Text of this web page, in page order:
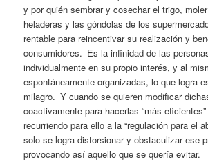
y por quién sembrar y cosechar el trigo,
heladeras y las góndolas de los
rentable para reincentivar su realización y
consumidores. Es la infinidad de las
individualmente en su propio interés, y al
espontáneamente organizadas, lo que logra
milagro. Y cuando se quieren modificar
coactivamente para hacerlas “más eficientes”
recurriendo para ello a la “regulación para el
solo se logra distorsionar y obstaculizar ese
provocando así aquello que se quería evitar.